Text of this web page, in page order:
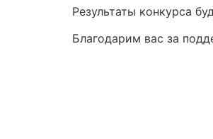
Результаты конкурса
Благодарим вас за